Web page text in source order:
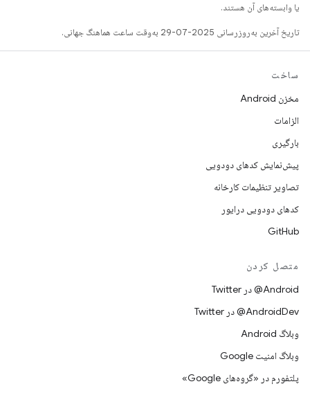
یا وابسته‌های آن هستند.
تاریخ آخرین به‌روزرسانی 2025-07-29 به‌وقت ساعت هماهنگ جهانی.
ساخت
مخزن Android
الزامات
بارگیری
پیش‌نمایش کدهای دودویی
تصاویر تنظیمات کارخانه
کدهای دودویی درایور
GitHub
متصل کردن
Android@ در Twitter
AndroidDev@ در Twitter
وبلاگ Android
وبلاگ امنیت Google
پلتفورم در «گروه‌های Google»